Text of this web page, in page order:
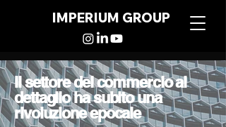
IMPERIUM GROUP
Il settore del commercio al
dettaglio ha subito una
rivoluzione epocale